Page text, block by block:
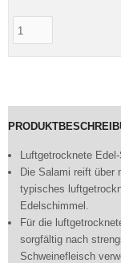
Luftgetrocknete
Die Salami reift über
typisches
Edelschimmel.
Für die
sorgfältig nach
Schweinefleisch